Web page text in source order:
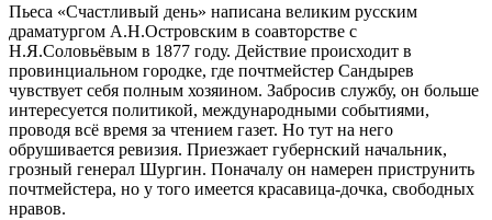
Пьеса «Счастливый день» написана великим русским
драматургом А.Н.Островским в соавторстве с
Н.Я.Соловьёвым в 1877 году. Действие происходит в
провинциальном городке, где почтмейстер Сандырев
чувствует себя полным хозяином. Забросив службу, он больше
интересуется политикой, международными событиями,
проводя всё время за чтением газет. Но тут на него
обрушивается ревизия. Приезжает губернский начальник,
грозный генерал Шургин. Поначалу он намерен приструнить
почтмейстера, но у того имеется красавица-дочка, свободных
нравов.